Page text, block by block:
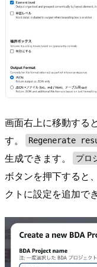
画面右上に移動すると
す。
Regenerate
生成できます。
プロ
ボタンを押下すると
クトに設定を追加で